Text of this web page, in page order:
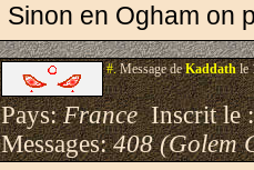
Sinon en Ogham on
#.Message deKaddathle
Pays:FranceInscrit le
Messages:408 (Golem